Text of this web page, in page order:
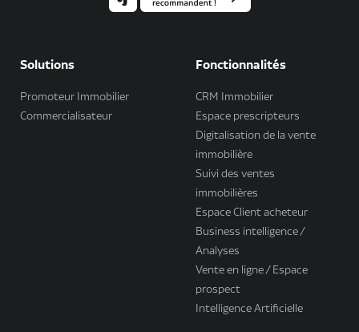
Solutions
Promoteur Immobilier
Commercialisateur
Fonctionnalités
CRM Immobilier
Espace prescripteurs
Digitalisation de la vente
immobilière
Suivi des ventes
immobilières
Espace Client acheteur
Business intelligence /
Analyses
Vente en ligne / Espace
prospect
Intelligence Artificielle